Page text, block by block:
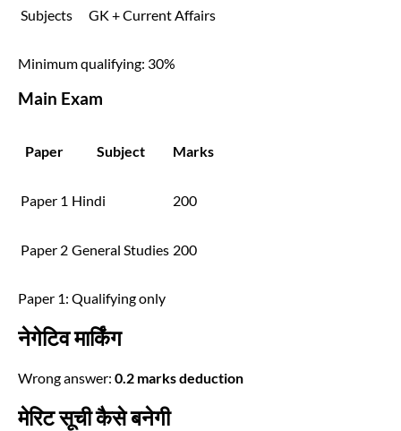
Subjects GK + Current Affairs
Minimum qualifying: 30%
Main Exam
Paper Subject Marks
Paper 1 Hindi 200
Paper 2 General Studies 200
Paper 1: Qualifying only
नेगेटिव मार्किंग
Wrong answer: 0.2 marks deduction
मेरिट सूची कैसे बनेगी